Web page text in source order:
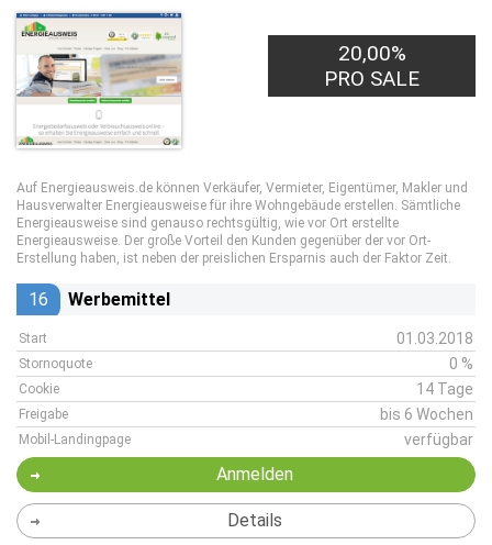
20,00%
PRO SALE
Auf Energieausweis.de können Verkäufer, Vermieter, Eigentümer, Makler und
Hausverwalter Energieausweise für ihre Wohngebäude erstellen. Sämtliche
Energieausweise sind genauso rechtsgültig, wie vor Ort erstellte
Energieausweise. Der große Vorteil den Kunden gegenüber der vor Ort-
Erstellung haben, ist neben der preislichen Ersparnis auch der Faktor Zeit.
16 Werbemittel
Start 01.03.2018
Stornoquote 0 %
Cookie 14 Tage
Freigabe bis 6 Wochen
Mobil-Landingpage verfügbar
Anmelden
Details